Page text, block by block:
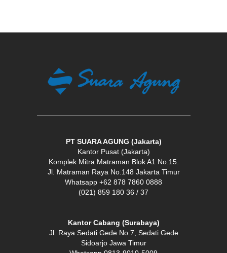
PT SUARA AGUNG (Jakarta)
Kantor Pusat (Jakarta)
Komplek Mitra Matraman Blok A1 No.15.
Jl. Matraman Raya No.148 Jakarta Timur
Whatsapp +62 878 7860 0888
(021) 859 180 36 / 37
Kantor Cabang (Surabaya)
Jl. Raya Sedati Gede No.7, Sedati Gede
Sidoarjo Jawa Timur